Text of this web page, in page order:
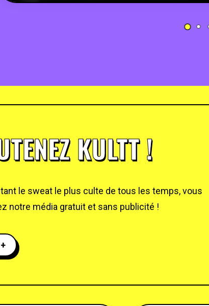
KULTT !
le sweat le plus culte de tous les temps, vous
notre média gratuit et sans publicité !